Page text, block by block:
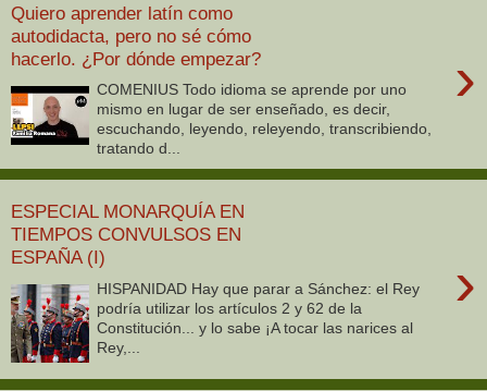
Quiero aprender latín como
autodidacta, pero no sé cómo
hacerlo. ¿Por dónde empezar?
›
COMENIUS Todo idioma se aprende por uno
mismo en lugar de ser enseñado, es decir,
escuchando, leyendo, releyendo, transcribiendo,
tratando d...
ESPECIAL MONARQUÍA EN
TIEMPOS CONVULSOS EN
ESPAÑA (I)
›
HISPANIDAD Hay que parar a Sánchez: el Rey
podría utilizar los artículos 2 y 62 de la
Constitución... y lo sabe ¡A tocar las narices al
Rey,...